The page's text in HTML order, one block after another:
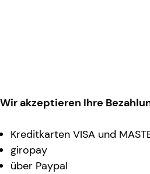
Wir akzeptieren Ihre
Kreditkarten VISA und
giropay
über Paypal